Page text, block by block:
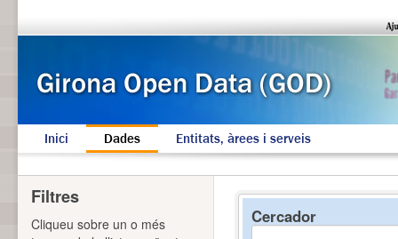
Inici Dades Entitats, àrees i serveis
Cercador
Filtres
Cliqueu sobre un o més